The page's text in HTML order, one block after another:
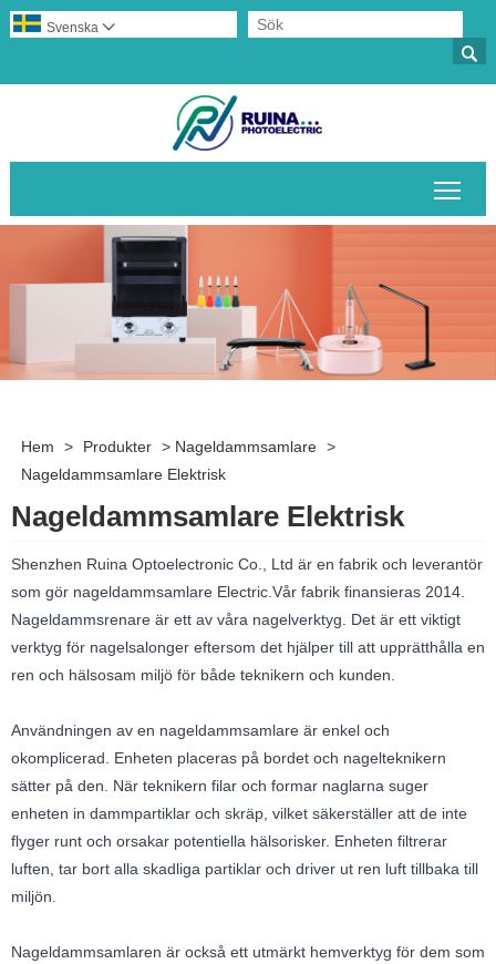

Svenska 
Hem > Produkter > Nageldammsamlare >
Nageldammsamlare Elektrisk
Nageldammsamlare Elektrisk
Shenzhen Ruina Optoelectronic Co., Ltd är en fabrik och leverantör
som gör nageldammsamlare Electric.Vår fabrik finansieras 2014.
Nageldammsrenare är ett av våra nagelverktyg. Det är ett viktigt
verktyg för nagelsalonger eftersom det hjälper till att upprätthålla en
ren och hälsosam miljö för både teknikern och kunden.
Användningen av en nageldammsamlare är enkel och
okomplicerad. Enheten placeras på bordet och nagelteknikern
sätter på den. När teknikern filar och formar naglarna suger
enheten in dammpartiklar och skräp, vilket säkerställer att de inte
flyger runt och orsakar potentiella hälsorisker. Enheten filtrerar
luften, tar bort alla skadliga partiklar och driver ut ren luft tillbaka till
miljön.
Nageldammsamlaren är också ett utmärkt hemverktyg för dem som